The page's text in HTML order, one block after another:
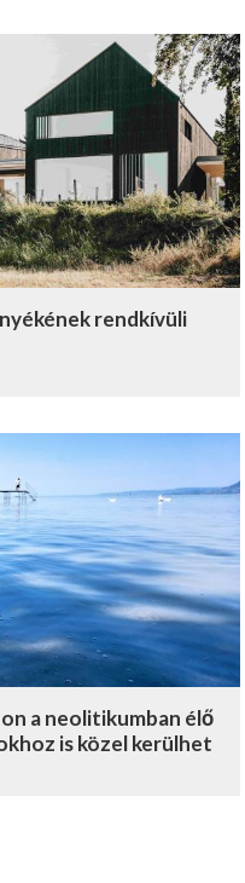
rendkívüli
a neolitikumban élő
is közel kerülhet